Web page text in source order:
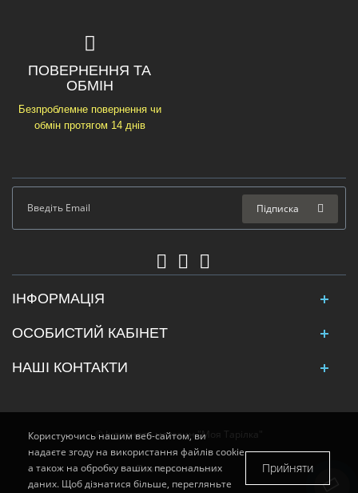
ПОВЕРНЕННЯ ТА
ОБМІН
Безпроблемне повернення чи
обмін протягом 14 днів
Підписка
ІНФОРМАЦІЯ
ОСОБИСТИЙ КАБІНЕТ
НАШІ КОНТАКТИ
© Інтернет - магазин "Моя Тарілка"
Платіжні системи:
Користуючись нашим веб-сайтом, ви
надаєте згоду на використання файлів cookie
а також на обробку ваших персональних
даних. Щоб дізнатися більше, перегляньте
Прийняти